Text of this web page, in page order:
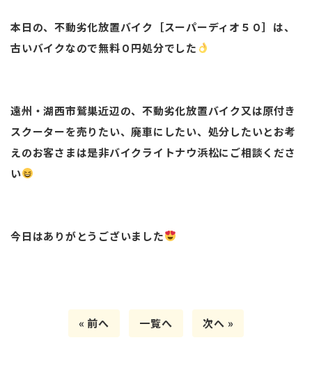
本日の、不動劣化放置バイク［スーパーディオ５０］は、
古いバイクなので無料０円処分でした
遠州・湖西市鷲巣近辺の、不動劣化放置バイク又は原付き
スクーターを売りたい、廃車にしたい、処分したいとお考
えのお客さまは是非バイクライトナウ浜松にご相談くださ
い
今日はありがとうございました
« 前へ 一覧へ 次へ »